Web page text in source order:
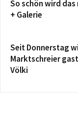
So schön wird das
+ Galerie
Seit Donnerstag
Marktschreier
Völki